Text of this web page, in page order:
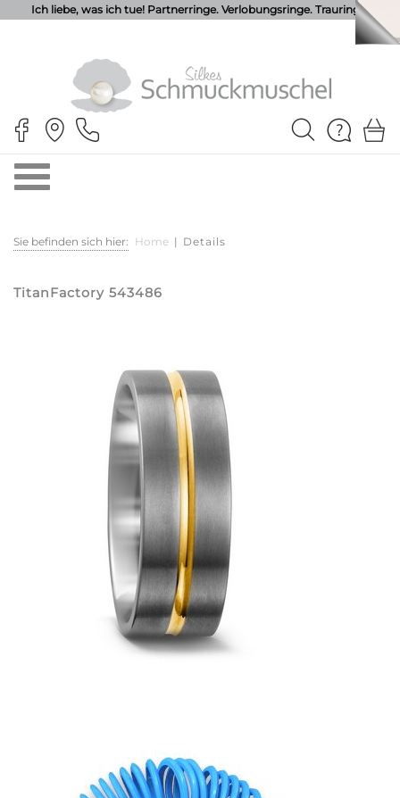
Ich liebe, was ich tue! Partnerringe. Verlobungsringe. Trauringe.
Sie befinden sich hier: Home | Details
TitanFactory 543486